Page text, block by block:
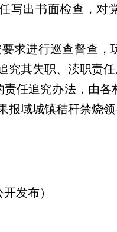
任写出书面检查，
求进行巡查督查，
究其失职、渎职责
责任追究办法，由各
报域城镇秸秆禁烧
开发布）